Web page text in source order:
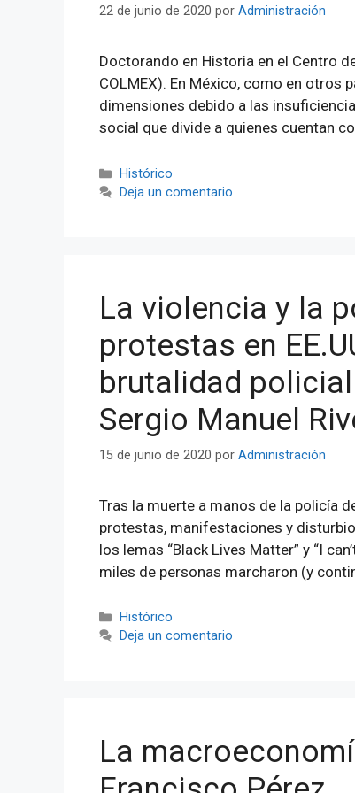
22 de junio de 2020 por Administración
Doctorando en Historia en el Centro
COLMEX). En México, como en
dimensiones debido a las
social que divide a quienes cuentan
Categorías
Histórico
Deja un comentario
La violencia y la
protestas en
brutalidad
Sergio Manuel
15 de junio de 2020 por Administración
Tras la muerte a manos de la policía
protestas, manifestaciones y
los lemas “Black Lives Matter” y “I
miles de personas marcharon (y
Categorías
Histórico
Deja un comentario
La